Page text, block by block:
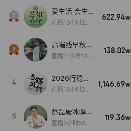
爱生活 会生
活
直播16小时24
622.94w
高端线早秋现
货首发
直播11小时18分
138.02w
4
2026行稳致
远
直播16小时20
1,146.69w
5
蔡磊破冰驿站
直播间好物分
直播5小时58分
119.36w